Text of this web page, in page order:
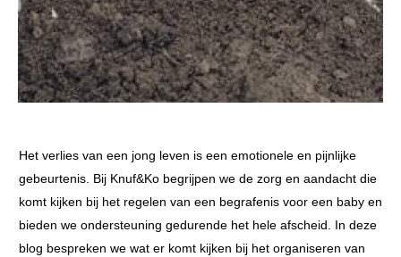
Het verlies van een jong leven is een emotionele en pijnlijke
gebeurtenis. Bij Knuf&Ko begrijpen we de zorg en aandacht die
komt kijken bij het regelen van een begrafenis voor een baby en
bieden we ondersteuning gedurende het hele afscheid. In deze
blog bespreken we wat er komt kijken bij het organiseren van